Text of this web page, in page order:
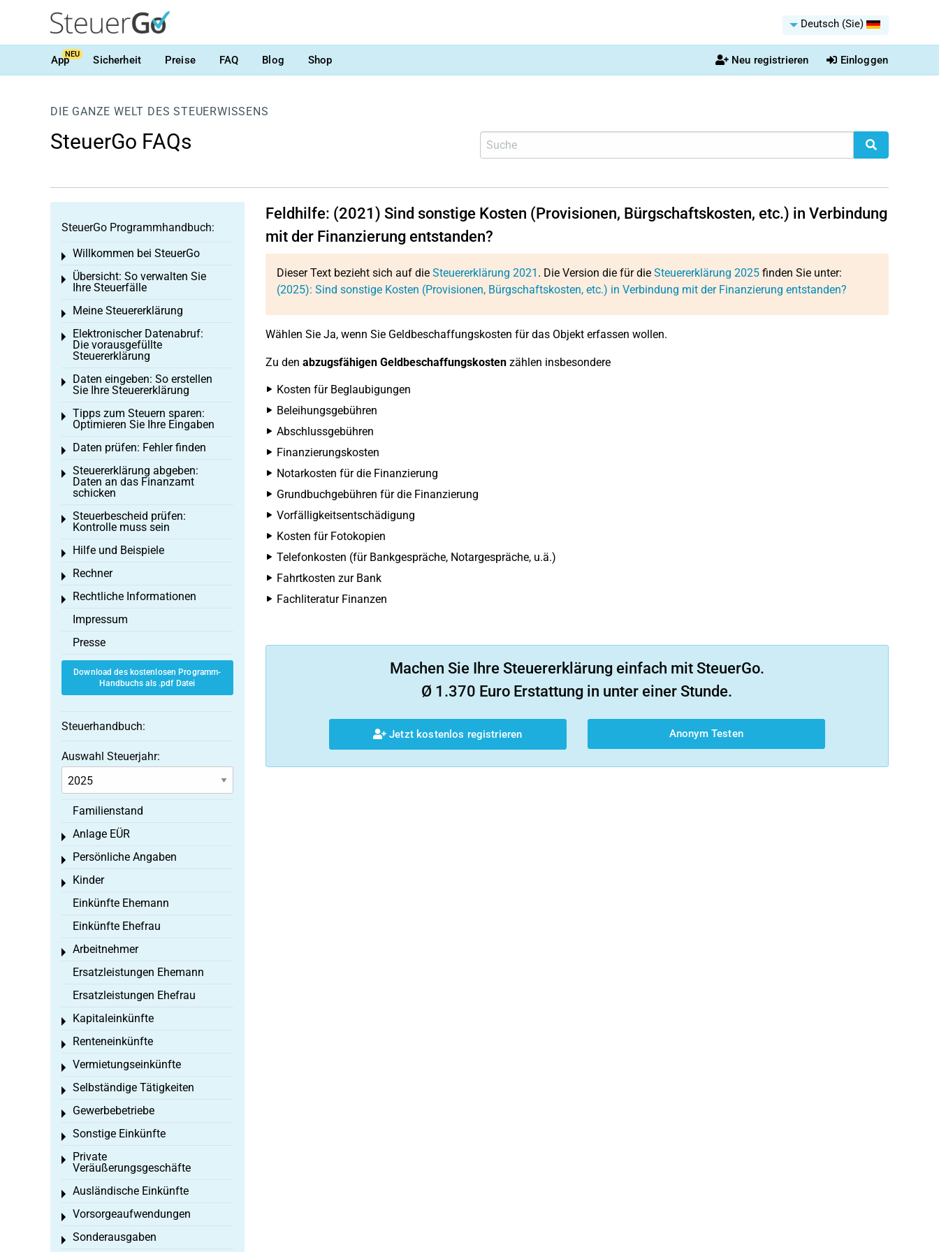
Deutsch (Sie)
AppNEU Sicherheit Preise FAQ Blog Shop Neu registrieren Einloggen
DIE GANZE WELT DES STEUERWISSENS
SteuerGo FAQs
Feldhilfe: (2021) Sind sonstige Kosten (Provisionen, Bürgschaftskosten, etc.) in Verbindung
mit der Finanzierung entstanden?
Dieser Text bezieht sich auf die Steuererklärung 2021 . Die Version die für die Steuererklärung 2025finden Sie unter:
(2025): Sind sonstige Kosten (Provisionen, Bürgschaftskosten, etc.) in Verbindung mit der Finanzierung entstanden?
Wählen Sie Ja, wenn Sie Geldbeschaffungskosten für das Objekt erfassen wollen.
Zu den abzugsfähigen Geldbeschaffungskostenzählen insbesondere
Kosten für Beglaubigungen
Beleihungsgebühren
Abschlussgebühren
Finanzierungskosten
Notarkosten für die Finanzierung
Grundbuchgebühren für die Finanzierung
Vorfälligkeitsentschädigung
Kosten für Fotokopien
Telefonkosten (für Bankgespräche, Notargespräche, u.ä.)
Fahrtkosten zur Bank
Fachliteratur Finanzen
Machen Sie Ihre Steuererklärung einfach mit SteuerGo.
Ø 1.370 Euro Erstattung in unter einer Stunde.
Jetzt kostenlos registrieren Anonym Testen
SteuerGo Programmhandbuch:
Willkommen bei SteuerGo
Toggle menu
Übersicht: So verwalten Sie
Ihre Steuerfälle
Toggle menu
Meine Steuererklärung
Toggle menu
Elektronischer Datenabruf:
Die vorausgefüllte
Steuererklärung
Toggle menu
Daten eingeben: So erstellen
Sie Ihre Steuererklärung
Toggle menu
Tipps zum Steuern sparen:
Optimieren Sie Ihre Eingaben
Toggle menu
Daten prüfen: Fehler finden
Toggle menu
Steuererklärung abgeben:
Daten an das Finanzamt
schicken
Toggle menu
Steuerbescheid prüfen:
Kontrolle muss sein
Toggle menu
Hilfe und Beispiele
Toggle menu
Rechner
Toggle menu
Rechtliche Informationen
Toggle menu
Impressum
Presse
Download des kostenlosen Programm-
Handbuchs als .pdf Datei
Steuerhandbuch:
Auswahl Steuerjahr:
Familienstand
Anlage EÜR
Toggle menu
Persönliche Angaben
Toggle menu
Kinder
Toggle menu
Einkünfte Ehemann
Einkünfte Ehefrau
Arbeitnehmer
Toggle menu
Ersatzleistungen Ehemann
Ersatzleistungen Ehefrau
Kapitaleinkünfte
Toggle menu
Renteneinkünfte
Toggle menu
Vermietungseinkünfte
Toggle menu
Selbständige Tätigkeiten
Toggle menu
Gewerbebetriebe
Toggle menu
Sonstige Einkünfte
Toggle menu
Private
Veräußerungsgeschäfte
Toggle menu
Ausländische Einkünfte
Toggle menu
Vorsorgeaufwendungen
Toggle menu
Sonderausgaben
Toggle menu